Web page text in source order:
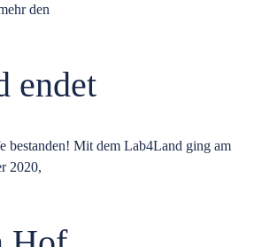
den
endet
bestanden! Mit dem Lab4Land ging am
2020,